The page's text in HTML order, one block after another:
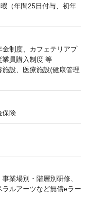
（年間25日付与、初年
金制度、カフェテリアプ
業員購入制度 等
施設、医療施設(健康管理
保険
業場別・階層別研修、
ルアーツなど無償eラー